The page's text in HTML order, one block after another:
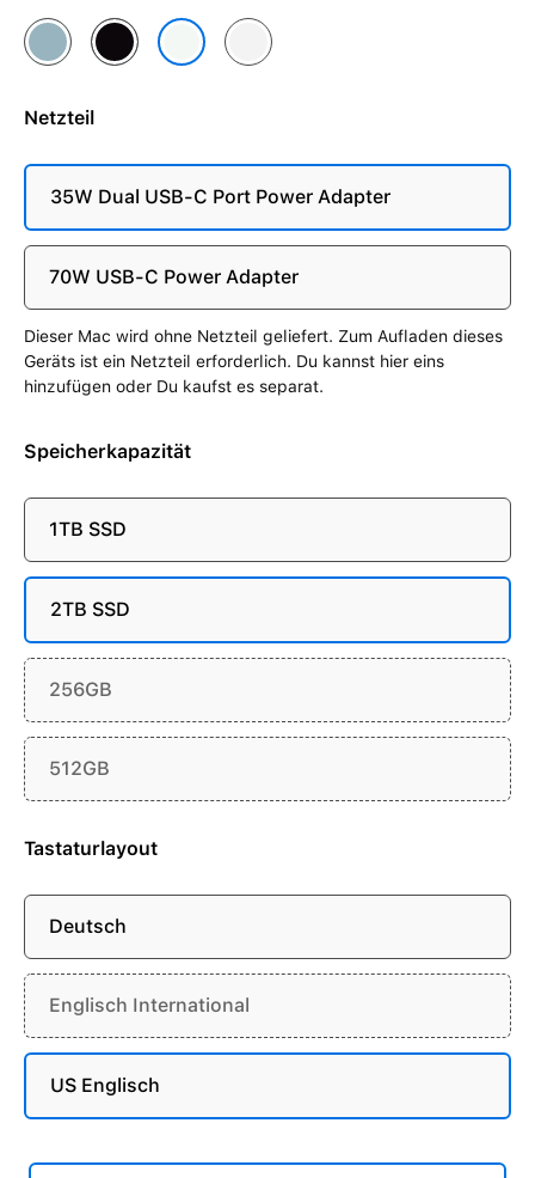
HimmelblauMitternachtPolarsternSilber
Netzteil
35W Dual USB-C Port Power Adapter
70W USB-C Power Adapter
Dieser Mac wird ohne Netzteil geliefert. Zum Aufladen dieses
Geräts ist ein Netzteil erforderlich. Du kannst hier eins
hinzufügen oder Du kaufst es separat.
Speicherkapazität
1TB SSD
2TB SSD
256GB
512GB
Tastaturlayout
Deutsch
Englisch International
US Englisch